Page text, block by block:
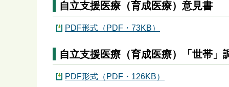
自立支援医療（育成医療）意見書
PDF形式（PDF・73KB）
自立支援医療（育成医療）「世帯」
PDF形式（PDF・126KB）